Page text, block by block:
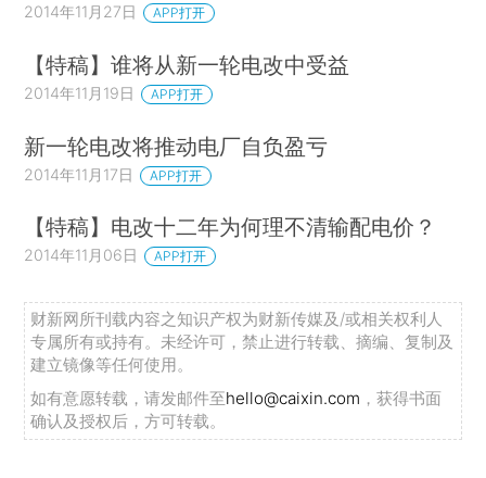
2014年11月27日 APP打开
【特稿】谁将从新一轮电改中受益
2014年11月19日 APP打开
新一轮电改将推动电厂自负盈亏
2014年11月17日 APP打开
【特稿】电改十二年为何理不清输配电价？
2014年11月06日 APP打开
财新网所刊载内容之知识产权为财新传媒及/或相关权利人
专属所有或持有。未经许可，禁止进行转载、摘编、复制及
建立镜像等任何使用。
如有意愿转载，请发邮件至hello@caixin.com ，获得书面
确认及授权后，方可转载。